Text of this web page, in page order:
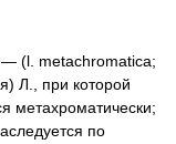
— (l. metachromatica;
Л., при которой
метахроматически;
по